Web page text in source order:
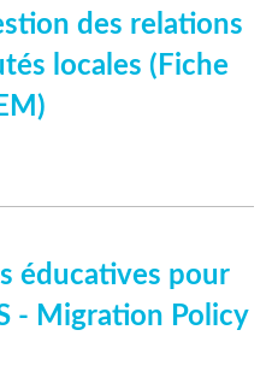
des relations
locales (Fiche
éducatives pour
- Migration Policy